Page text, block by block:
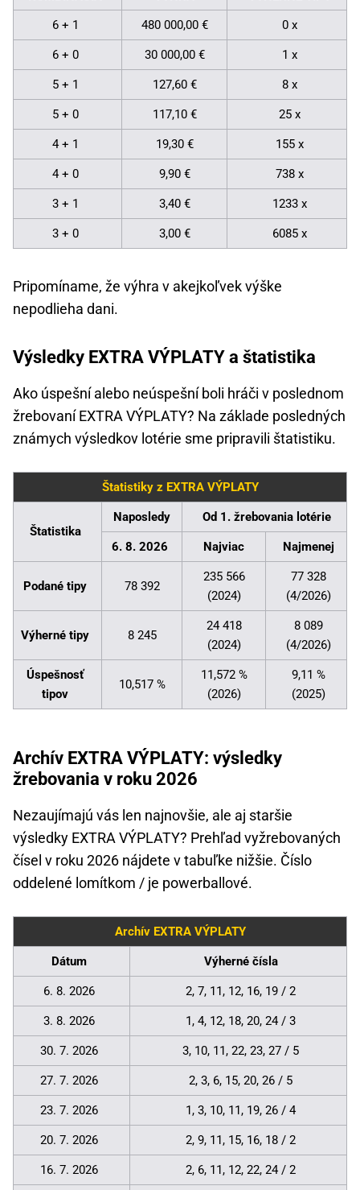
6 + 1 480 000,00 € 0 x
6 + 0 30 000,00 € 1 x
5 + 1 127,60 € 8 x
5 + 0 117,10 € 25 x
4 + 1 19,30 € 155 x
4 + 0 9,90 € 738 x
3 + 1 3,40 € 1233 x
3 + 0 3,00 € 6085 x
Pripomíname, že výhra v akejkoľvek výške
nepodlieha dani.
Výsledky EXTRA VÝPLATY a štatistika
Ako úspešní alebo neúspešní boli hráči v poslednom
žrebovaní EXTRA VÝPLATY? Na základe posledných
známych výsledkov lotérie sme pripravili štatistiku.
Štatistiky z EXTRA VÝPLATY
Štatistika
Naposledy Od 1. žrebovania lotérie
6. 8. 2026 Najviac Najmenej
Podané tipy 78 392
235 566
(2024)
77 328
(4/2026)
Výherné tipy 8 245
24 418
(2024)
8 089
(4/2026)
Úspešnosť
tipov
10,517 %
11,572 %
(2026)
9,11 %
(2025)
Archív EXTRA VÝPLATY: výsledky
žrebovania v roku 2026
Nezaujímajú vás len najnovšie, ale aj staršie
výsledky EXTRA VÝPLATY? Prehľad vyžrebovaných
čísel v roku 2026 nájdete v tabuľke nižšie. Číslo
oddelené lomítkom / je powerballové.
Archív EXTRA VÝPLATY
Dátum Výherné čísla
6. 8. 2026 2, 7, 11, 12, 16, 19 / 2
3. 8. 2026 1, 4, 12, 18, 20, 24 / 3
30. 7. 2026 3, 10, 11, 22, 23, 27 / 5
27. 7. 2026 2, 3, 6, 15, 20, 26 / 5
23. 7. 2026 1, 3, 10, 11, 19, 26 / 4
20. 7. 2026 2, 9, 11, 15, 16, 18 / 2
16. 7. 2026 2, 6, 11, 12, 22, 24 / 2